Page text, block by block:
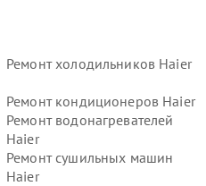
Ремонт холодильников Haier
Ремонт кондиционеров Haier
Ремонт водонагревателей
Haier
Ремонт сушильных машин
Haier